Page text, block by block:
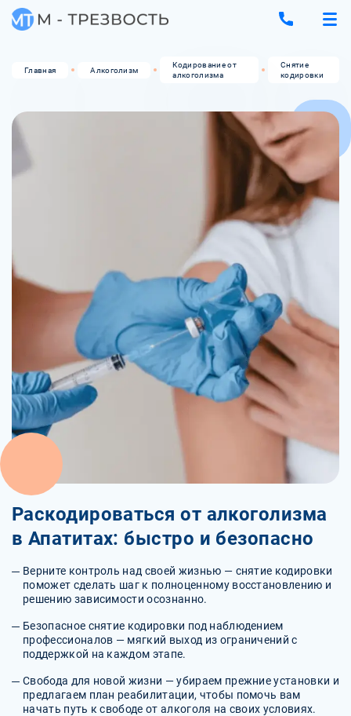
Главная Алкоголизм
Кодирование от
алкоголизма
Снятие
кодировки
Раскодироваться от алкоголизма
в Апатитах: быстро и безопасно
Верните контроль над своей жизнью — снятие кодировки
поможет сделать шаг к полноценному восстановлению и
решению зависимости осознанно.
Безопасное снятие кодировки под наблюдением
профессионалов — мягкий выход из ограничений с
поддержкой на каждом этапе.
Свобода для новой жизни — убираем прежние установки и
предлагаем план реабилитации, чтобы помочь вам
начать путь к свободе от алкоголя на своих условиях.